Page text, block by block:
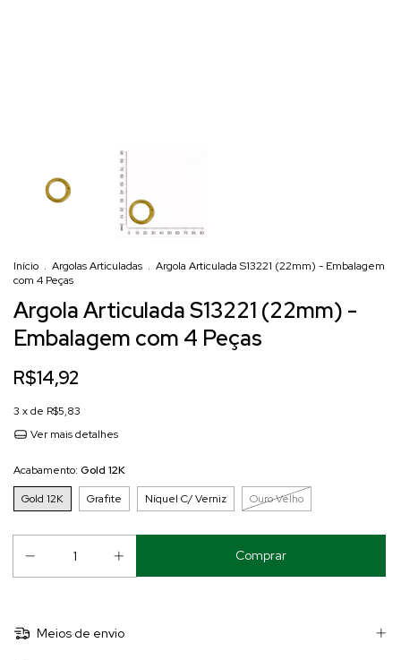
Início . Argolas Articuladas . Argola Articulada S13221 (22mm) - Embalagem
com 4 Peças
Argola Articulada S13221 (22mm) -
Embalagem com 4 Peças
R$14,92
3 x de R$5,83
Ver mais detalhes
Acabamento: Gold 12K
Gold 12K
Grafite Níquel C/ Verniz Ouro Velho
Meios de envio